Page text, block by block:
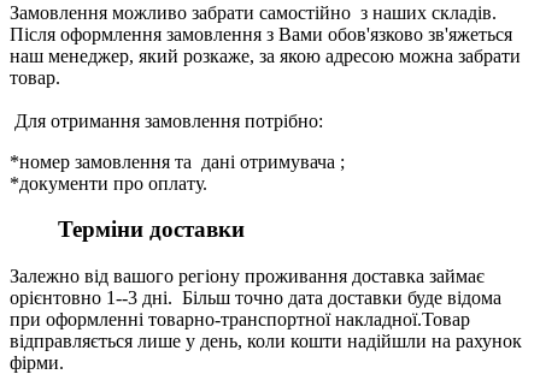
Замовлення можливо забрати самостійно з наших складів.
Після оформлення замовлення з Вами обов'язково зв'яжеться
наш менеджер, який розкаже, за якою адресою можна забрати
товар.
Для отримання замовлення потрібно:
*номер замовлення та дані отримувача ;
*документи про оплату.
Терміни доставки
Залежно від вашого регіону проживання доставка займає
орієнтовно 1--3 дні. Більш точно дата доставки буде відома
при оформленні товарно-транспортної накладної.Товар
відправляється лише у день, коли кошти надійшли на рахунок
фірми.